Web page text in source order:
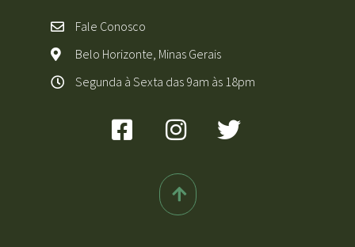
Fale Conosco
Belo Horizonte, Minas Gerais
Segunda à Sexta das 9am às 18pm